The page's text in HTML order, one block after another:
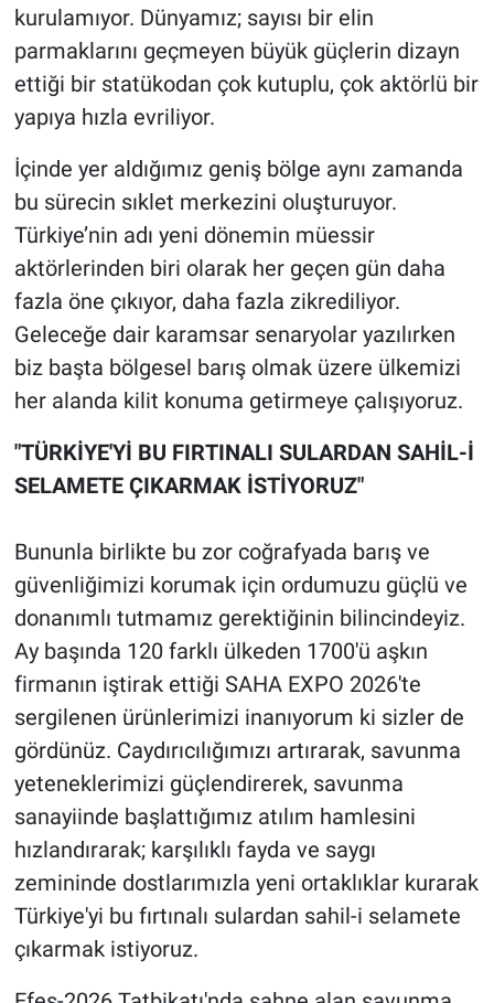
kurulamıyor. Dünyamız; sayısı bir elin
parmaklarını geçmeyen büyük güçlerin dizayn
ettiği bir statükodan çok kutuplu, çok aktörlü bir
yapıya hızla evriliyor.
İçinde yer aldığımız geniş bölge aynı zamanda
bu sürecin sıklet merkezini oluşturuyor.
Türkiye’nin adı yeni dönemin müessir
aktörlerinden biri olarak her geçen gün daha
fazla öne çıkıyor, daha fazla zikrediliyor.
Geleceğe dair karamsar senaryolar yazılırken
biz başta bölgesel barış olmak üzere ülkemizi
her alanda kilit konuma getirmeye çalışıyoruz.
"TÜRKİYE'Yİ BU FIRTINALI SULARDAN SAHİL-İ
SELAMETE ÇIKARMAK İSTİYORUZ"
Bununla birlikte bu zor coğrafyada barış ve
güvenliğimizi korumak için ordumuzu güçlü ve
donanımlı tutmamız gerektiğinin bilincindeyiz.
Ay başında 120 farklı ülkeden 1700'ü aşkın
firmanın iştirak ettiği SAHA EXPO 2026'te
sergilenen ürünlerimizi inanıyorum ki sizler de
gördünüz. Caydırıcılığımızı artırarak, savunma
yeteneklerimizi güçlendirerek, savunma
sanayiinde başlattığımız atılım hamlesini
hızlandırarak; karşılıklı fayda ve saygı
zemininde dostlarımızla yeni ortaklıklar kurarak
Türkiye'yi bu fırtınalı sulardan sahil-i selamete
çıkarmak istiyoruz.